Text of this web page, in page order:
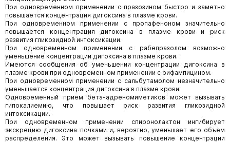
При одновременном применении с празозином быстро и заметно
повышается концентрация дигоксина в плазме крови.
При одновременном применении с пропафеноном значительно
повышается концентрация дигоксина в плазме крови и риск
развития гликозидной интоксикации.
При одновременном применении с рабепразолом возможно
уменьшение концентрации дигоксина в плазме крови.
Имеются сообщения об уменьшении концентрации дигоксина в
плазме крови при одновременном применении с рифампицином.
При одновременном применении с сальбутамолом незначительно
уменьшается концентрация дигоксина в плазме крови.
Одновременный прием бета-адреномиметиков может вызывать
гипокалиемию, что повышает риск развития гликозидной
интоксикации.
При одновременном применении спиронолактон ингибирует
экскрецию дигоксина почками и, вероятно, уменьшает его объем
распределения. Это может вызывать повышение концентрации